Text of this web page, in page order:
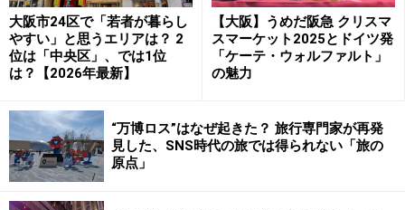
大阪市24区で「若者が暮らし
やすい」と思うエリアは？ 2
位は「中央区」、では1位
は？【2026年最新】
【大阪】うめだ阪急 クリスマ
スマーケット2025とドイツ発
「ケーテ・ウォルファルト」
の魅力
“万博ロス”はなぜ起きた？ 旅行専門家が再発
見した、SNS時代の旅では得られない「旅の
原点」